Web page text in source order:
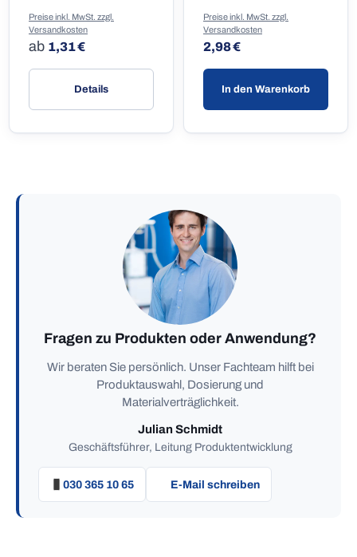
Regulärer Preis:
ab 1,31 €
Preise inkl. MwSt. zzgl.
Versandkosten
Details
Regulärer Preis:
2,98 €
Preise inkl. MwSt. zzgl.
Versandkosten
In den Warenkorb
Fragen zu Produkten oder Anwendung?
Wir beraten Sie persönlich. Unser Fachteam hilft bei
Produktauswahl, Dosierung und
Materialverträglichkeit.
Julian Schmidt
Geschäftsführer, Leitung Produktentwicklung
030 365 10 65 E-Mail schreiben